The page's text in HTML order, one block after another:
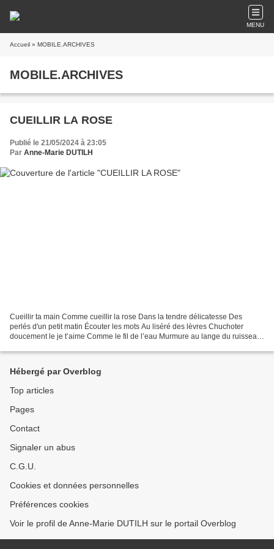
MENU
Accueil » MOBILE.ARCHIVES
MOBILE.ARCHIVES
CUEILLIR LA ROSE
Publié le 21/05/2024 à 23:05
Par Anne-Marie DUTILH
Cueillir ta main Comme cueillir la rose Dans la tendre délicatesse Des
perlés d'un petit matin Écouter les mots Au liséré des lèvres Chuchoter
doucement le je t’aime Comme le fil de l’eau Murmure au lange du ruisseau
Hébergé par Overblog
Top articles
Pages
Contact
Signaler un abus
C.G.U.
Cookies et données personnelles
Préférences cookies
Voir le profil de Anne-Marie DUTILH sur le portail Overblog